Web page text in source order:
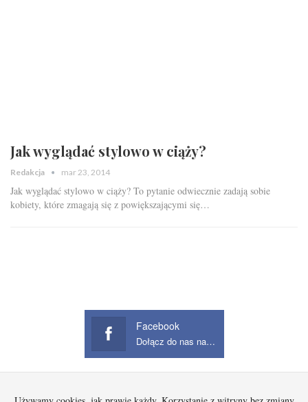
Jak wyglądać stylowo w ciąży?
Redakcja mar 23, 2014
Jak wyglądać stylowo w ciąży? To pytanie odwiecznie zadają sobie
kobiety, które zmagają się z powiększającymi się…
Facebook
Dołącz do nas na Facebook